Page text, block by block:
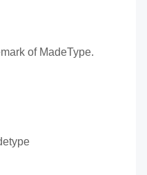
of MadeType.